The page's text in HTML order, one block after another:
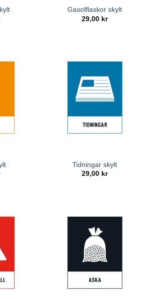
Gasolflaskor skylt
29,00 kr
Tidningar skylt
29,00 kr